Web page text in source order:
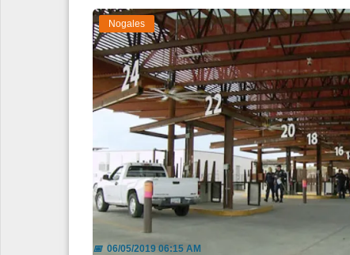
Nogales
Detenido con dinero sin declarar
📅06/05/2019 06:15 AM